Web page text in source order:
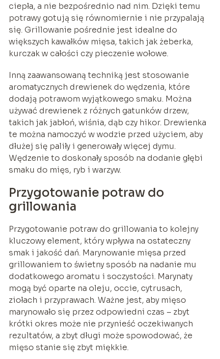
ciepła, a nie bezpośrednio nad nim. Dzięki temu
potrawy gotują się równomiernie i nie przypalają
się. Grillowanie pośrednie jest idealne do
większych kawałków mięsa, takich jak żeberka,
kurczak w całości czy pieczenie wołowe.
Inną zaawansowaną techniką jest stosowanie
aromatycznych drewienek do wędzenia, które
dodają potrawom wyjątkowego smaku. Można
używać drewienek z różnych gatunków drzew,
takich jak jabłoń, wiśnia, dąb czy hikor. Drewienka
te można namoczyć w wodzie przed użyciem, aby
dłużej się paliły i generowały więcej dymu.
Wędzenie to doskonały sposób na dodanie głębi
smaku do mięs, ryb i warzyw.
Przygotowanie potraw do
grillowania
Przygotowanie potraw do grillowania to kolejny
kluczowy element, który wpływa na ostateczny
smak i jakość dań. Marynowanie mięsa przed
grillowaniem to świetny sposób na nadanie mu
dodatkowego aromatu i soczystości. Marynaty
mogą być oparte na oleju, occie, cytrusach,
ziołach i przyprawach. Ważne jest, aby mięso
marynowało się przez odpowiedni czas – zbyt
krótki okres może nie przynieść oczekiwanych
rezultatów, a zbyt długi może spowodować, że
mięso stanie się zbyt miękkie.